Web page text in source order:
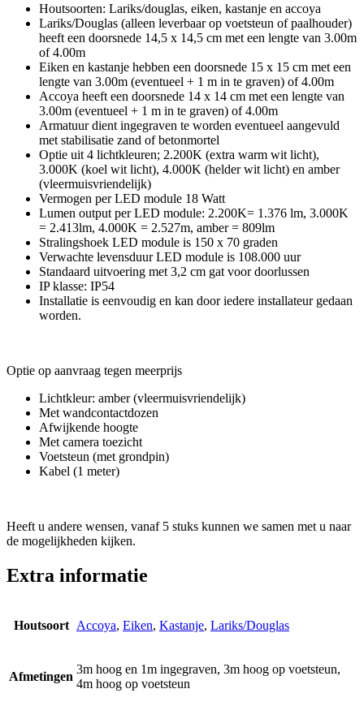
Houtsoorten: Lariks/douglas, eiken, kastanje en accoya
Lariks/Douglas (alleen leverbaar op voetsteun of paalhouder)
heeft een doorsnede 14,5 x 14,5 cm met een lengte van 3.00m
of 4.00m
Eiken en kastanje hebben een doorsnede 15 x 15 cm met een
lengte van 3.00m (eventueel + 1 m in te graven) of 4.00m
Accoya heeft een doorsnede 14 x 14 cm met een lengte van
3.00m (eventueel + 1 m in te graven) of 4.00m
Armatuur dient ingegraven te worden eventueel aangevuld
met stabilisatie zand of betonmortel
Optie uit 4 lichtkleuren; 2.200K (extra warm wit licht),
3.000K (koel wit licht), 4.000K (helder wit licht) en amber
(vleermuisvriendelijk)
Vermogen per LED module 18 Watt
Lumen output per LED module: 2.200K= 1.376 lm, 3.000K
= 2.413lm, 4.000K = 2.527m, amber = 809lm
Stralingshoek LED module is 150 x 70 graden
Verwachte levensduur LED module is 108.000 uur
Standaard uitvoering met 3,2 cm gat voor doorlussen
IP klasse: IP54
Installatie is eenvoudig en kan door iedere installateur gedaan
worden.
Optie op aanvraag tegen meerprijs
Lichtkleur: amber (vleermuisvriendelijk)
Met wandcontactdozen
Afwijkende hoogte
Met camera toezicht
Voetsteun (met grondpin)
Kabel (1 meter)
Heeft u andere wensen, vanaf 5 stuks kunnen we samen met u naar
de mogelijkheden kijken.
Extra informatie
Houtsoort Accoya, Eiken, Kastanje, Lariks/Douglas
Afmetingen
3m hoog en 1m ingegraven, 3m hoog op voetsteun,
4m hoog op voetsteun